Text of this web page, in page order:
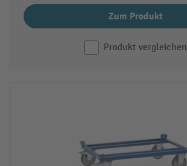
Zum Produkt
Produkt vergleichen